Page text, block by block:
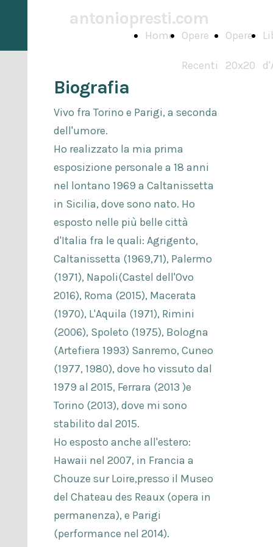
antoniopresti.com
Home Opere
Recenti
Opere
20x20
Biografia
Vivo fra Torino e Parigi, a seconda
dell'umore.
Ho realizzato la mia prima
esposizione personale a 18 anni
nel lontano 1969 a Caltanissetta
in Sicilia, dove sono nato. Ho
esposto nelle più belle città
d'Italia fra le quali: Agrigento,
Caltanissetta (1969,71), Palermo
(1971), Napoli(Castel dell'Ovo
2016), Roma (2015), Macerata
(1970), L'Aquila (1971), Rimini
(2006), Spoleto (1975), Bologna
(Artefiera 1993) Sanremo, Cuneo
(1977, 1980), dove ho vissuto dal
1979 al 2015, Ferrara (2013 )e
Torino (2013), dove mi sono
stabilito dal 2015.
Ho esposto anche all'estero:
Hawaii nel 2007, in Francia a
Chouze sur Loire,presso il Museo
del Chateau des Reaux (opera in
permanenza), e Parigi
(performance nel 2014).